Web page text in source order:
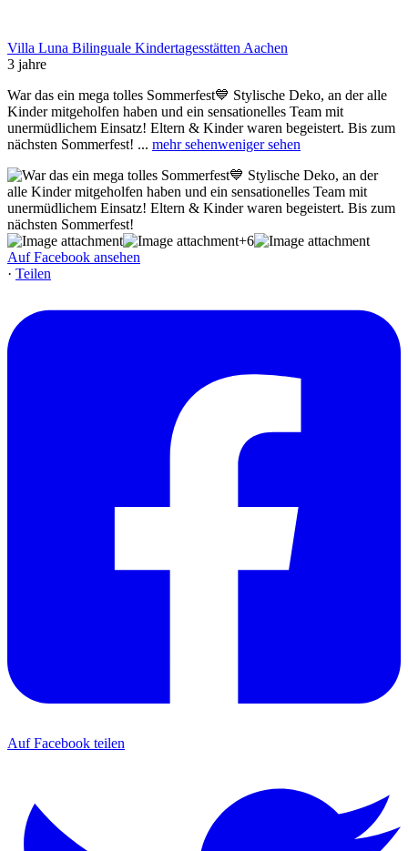
Villa Luna Bilinguale Kindertagesstätten Aachen
3 jahre
War das ein mega tolles Sommerfest💙 Stylische Deko, an der alle
Kinder mitgeholfen haben und ein sensationelles Team mit
unermüdlichem Einsatz! Eltern & Kinder waren begeistert. Bis zum
nächsten Sommerfest! ... mehr sehenweniger sehen
+6
Auf Facebook ansehen
· Teilen
Auf Facebook teilen